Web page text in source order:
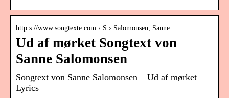
http s://www.songtexte.com › S › Salomonsen, Sanne
Ud af mørket Songtext von
Sanne Salomonsen
Songtext von Sanne Salomonsen – Ud af mørket
Lyrics